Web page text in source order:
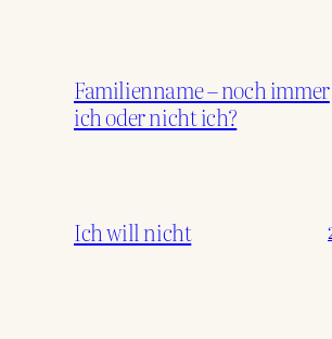
Familienname – noch immer
ich oder nicht ich?
Ich will nicht